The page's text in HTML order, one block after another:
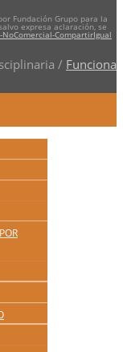
Fundación Grupo para la
expresa aclaración, se
CompartirIgual
/ Funciona